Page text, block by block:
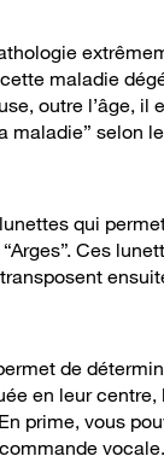
maladie
outre l’âge, il
maladie” selon
qui
Ces
de
en leur centre,
prime, vous
vocale.